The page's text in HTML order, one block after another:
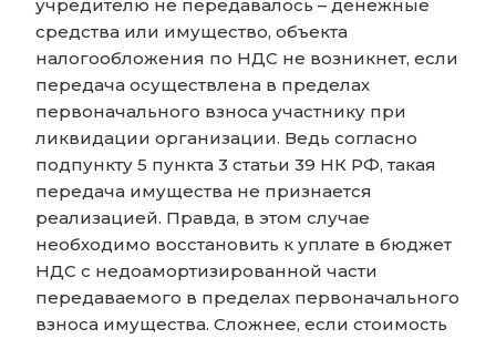
учредителю не передавалось – денежные
средства или имущество, объекта
налогообложения по НДС не возникнет, если
передача осуществлена в пределах
первоначального взноса участнику при
ликвидации организации. Ведь согласно
подпункту 5 пункта 3 статьи 39 НК РФ, такая
передача имущества не признается
реализацией. Правда, в этом случае
необходимо восстановить к уплате в бюджет
НДС с недоамортизированной части
передаваемого в пределах первоначального
взноса имущества. Сложнее, если стоимость